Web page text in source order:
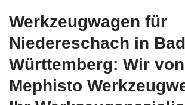
Werkzeugwagen für
Niedereschach in
Württemberg: Wir von
Mephisto